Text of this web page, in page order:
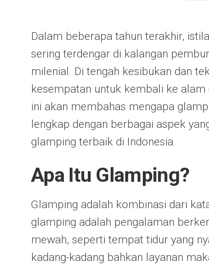
Dalam beberapa tahun terakhir,
sering terdengar di kalangan
milenial. Di tengah kesibukan dan
kesempatan untuk kembali ke alam
ini akan membahas mengapa
lengkap dengan berbagai aspek
glamping terbaik di Indonesia.
Apa Itu Glamping?
Glamping adalah kombinasi dari
glamping adalah pengalaman
mewah, seperti tempat tidur yang
kadang-kadang bahkan layanan